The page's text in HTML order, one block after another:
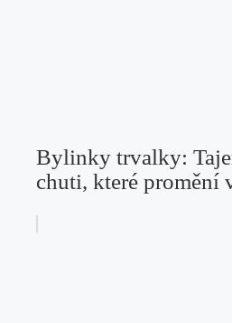
Bylinky trvalky:
chuti, které promění